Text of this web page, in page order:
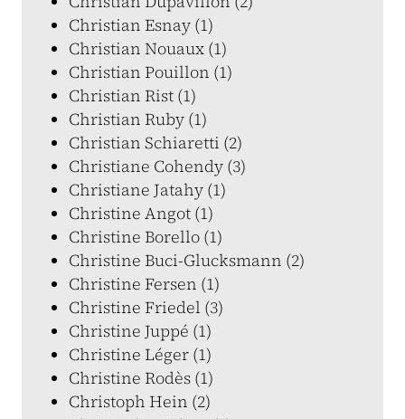
Christian Esnay (1)
Christian Nouaux (1)
Christian Pouillon (1)
Christian Rist (1)
Christian Ruby (1)
Christian Schiaretti (2)
Christiane Cohendy (3)
Christiane Jatahy (1)
Christine Angot (1)
Christine Borello (1)
Christine Buci-Glucksmann (2)
Christine Fersen (1)
Christine Friedel (3)
Christine Juppé (1)
Christine Léger (1)
Christine Rodès (1)
Christoph Hein (2)